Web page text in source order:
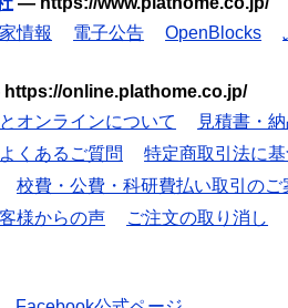
情報 電子公告 OpenBlocks
https://online.plathome.co.jp/
オンラインについて
見積書・
よくあるご質問
特定商取引法に
校費・公費・科研費払い取引のご
様からの声 ご注文の取り消し